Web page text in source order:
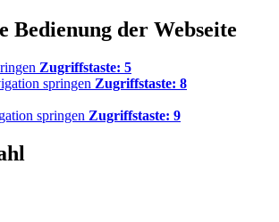
der Webseite
Zugriffstaste: 5
springen Zugriffstaste: 8
springen Zugriffstaste: 9